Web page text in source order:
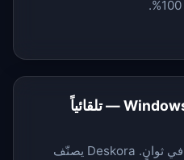
كيف تنظّم سطح مكتب Windows — تلقائياً
نظّم سطح مكتب Windows في ثوانٍ. Deskora يصنّف